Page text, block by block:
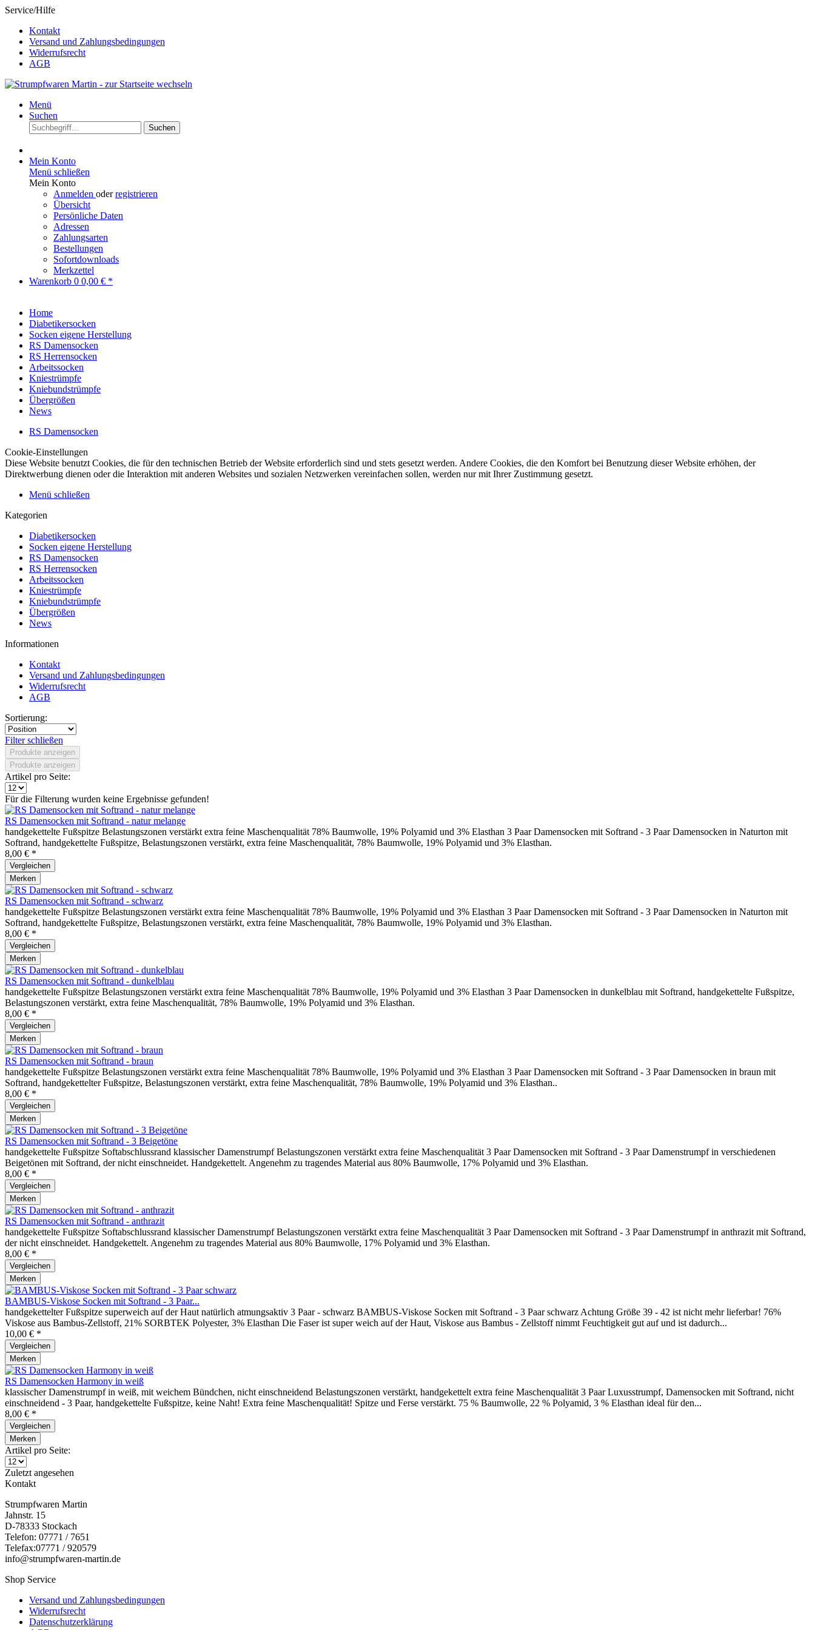
Service/Hilfe
Kontakt
Versand und Zahlungsbedingungen
Widerrufsrecht
AGB
Menü
Suchen
Suchen
Mein Konto
Menü schließen
Mein Konto
Anmelden oderregistrieren
Übersicht
Persönliche Daten
Adressen
Zahlungsarten
Bestellungen
Sofortdownloads
Merkzettel
Warenkorb 0 0,00 € *
Home
Diabetikersocken
Socken eigene Herstellung
RS Damensocken
RS Herrensocken
Arbeitssocken
Kniestrümpfe
Kniebundstrümpfe
Übergrößen
News
RS Damensocken
Cookie-Einstellungen
Diese Website benutzt Cookies, die für den technischen Betrieb der Website erforderlich sind und stets gesetzt werden. Andere Cookies, die den Komfort bei Benutzung dieser Website erhöhen, der
Direktwerbung dienen oder die Interaktion mit anderen Websites und sozialen Netzwerken vereinfachen sollen, werden nur mit Ihrer Zustimmung gesetzt.
Menü schließen
Kategorien
Diabetikersocken
Socken eigene Herstellung
RS Damensocken
RS Herrensocken
Arbeitssocken
Kniestrümpfe
Kniebundstrümpfe
Übergrößen
News
Informationen
Kontakt
Versand und Zahlungsbedingungen
Widerrufsrecht
AGB
Sortierung:
Filter schließen
Produkte anzeigen
Produkte anzeigen
Artikel pro Seite:
Für die Filterung wurden keine Ergebnisse gefunden!
RS Damensocken mit Softrand - natur melange
handgekettelte Fußspitze Belastungszonen verstärkt extra feine Maschenqualität 78% Baumwolle, 19% Polyamid und 3% Elasthan 3 Paar Damensocken mit Softrand - 3 Paar Damensocken in Naturton mit
Softrand, handgekettelte Fußspitze, Belastungszonen verstärkt, extra feine Maschenqualität, 78% Baumwolle, 19% Polyamid und 3% Elasthan.
8,00 € *
Vergleichen
Merken
RS Damensocken mit Softrand - schwarz
handgekettelte Fußspitze Belastungszonen verstärkt extra feine Maschenqualität 78% Baumwolle, 19% Polyamid und 3% Elasthan 3 Paar Damensocken mit Softrand - 3 Paar Damensocken in Naturton mit
Softrand, handgekettelte Fußspitze, Belastungszonen verstärkt, extra feine Maschenqualität, 78% Baumwolle, 19% Polyamid und 3% Elasthan.
8,00 € *
Vergleichen
Merken
RS Damensocken mit Softrand - dunkelblau
handgekettelte Fußspitze Belastungszonen verstärkt extra feine Maschenqualität 78% Baumwolle, 19% Polyamid und 3% Elasthan 3 Paar Damensocken in dunkelblau mit Softrand, handgekettelte Fußspitze,
Belastungszonen verstärkt, extra feine Maschenqualität, 78% Baumwolle, 19% Polyamid und 3% Elasthan.
8,00 € *
Vergleichen
Merken
RS Damensocken mit Softrand - braun
handgekettelte Fußspitze Belastungszonen verstärkt extra feine Maschenqualität 78% Baumwolle, 19% Polyamid und 3% Elasthan 3 Paar Damensocken mit Softrand - 3 Paar Damensocken in braun mit
Softrand, handgekettelter Fußspitze, Belastungszonen verstärkt, extra feine Maschenqualität, 78% Baumwolle, 19% Polyamid und 3% Elasthan..
8,00 € *
Vergleichen
Merken
RS Damensocken mit Softrand - 3 Beigetöne
handgekettelte Fußspitze Softabschlussrand klassischer Damenstrumpf Belastungszonen verstärkt extra feine Maschenqualität 3 Paar Damensocken mit Softrand - 3 Paar Damenstrumpf in verschiedenen
Beigetönen mit Softrand, der nicht einschneidet. Handgekettelt. Angenehm zu tragendes Material aus 80% Baumwolle, 17% Polyamid und 3% Elasthan.
8,00 € *
Vergleichen
Merken
RS Damensocken mit Softrand - anthrazit
handgekettelte Fußspitze Softabschlussrand klassischer Damenstrumpf Belastungszonen verstärkt extra feine Maschenqualität 3 Paar Damensocken mit Softrand - 3 Paar Damenstrumpf in anthrazit mit Softrand,
der nicht einschneidet. Handgekettelt. Angenehm zu tragendes Material aus 80% Baumwolle, 17% Polyamid und 3% Elasthan.
8,00 € *
Vergleichen
Merken
BAMBUS-Viskose Socken mit Softrand - 3 Paar...
handgekettelter Fußspitze superweich auf der Haut natürlich atmungsaktiv 3 Paar - schwarz BAMBUS-Viskose Socken mit Softrand - 3 Paar schwarz Achtung Größe 39 - 42 ist nicht mehr lieferbar! 76%
Viskose aus Bambus-Zellstoff, 21% SORBTEK Polyester, 3% Elasthan Die Faser ist super weich auf der Haut, Viskose aus Bambus - Zellstoff nimmt Feuchtigkeit gut auf und ist dadurch...
10,00 € *
Vergleichen
Merken
RS Damensocken Harmony in weiß
klassischer Damenstrumpf in weiß, mit weichem Bündchen, nicht einschneidend Belastungszonen verstärkt, handgekettelt extra feine Maschenqualität 3 Paar Luxusstrumpf, Damensocken mit Softrand, nicht
einschneidend - 3 Paar, handgekettelte Fußspitze, keine Naht! Extra feine Maschenqualität! Spitze und Ferse verstärkt. 75 % Baumwolle, 22 % Polyamid, 3 % Elasthan ideal für den...
8,00 € *
Vergleichen
Merken
Artikel pro Seite:
Zuletzt angesehen
Kontakt
Strumpfwaren Martin
Jahnstr. 15
D-78333 Stockach
Telefon: 07771 / 7651
Telefax:07771 / 920579
info@strumpfwaren-martin.de
Shop Service
Versand und Zahlungsbedingungen
Widerrufsrecht
Datenschutzerklärung